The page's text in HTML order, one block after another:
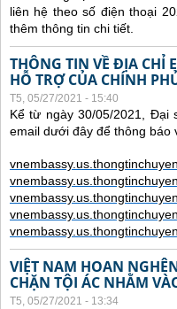
liên hệ theo số điện thoại
thêm thông tin chi tiết.
THÔNG TIN VỀ ĐỊA CHỈ
HỖ TRỢ CỦA CHÍNH
T5, 05/27/2021 - 15:40
Kể từ ngày 30/05/2021, Đại
email dưới đây để thông
VIỆT NAM HOAN
CHẶN TỘI ÁC NHẰM
T5, 05/27/2021 - 13:34